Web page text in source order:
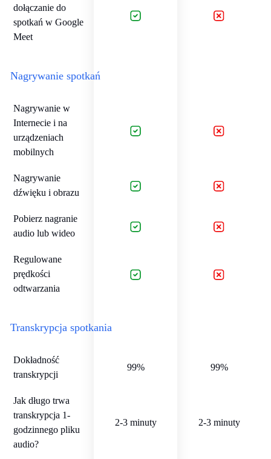
dołączanie do
spotkań w Google
Meet
Nagrywanie spotkań
Nagrywanie w
Internecie i na
urządzeniach
mobilnych
Nagrywanie
dźwięku i obrazu
Pobierz nagranie
audio lub wideo
Regulowane
prędkości
odtwarzania
Transkrypcja spotkania
Dokładność
transkrypcji
99% 99%
Jak długo trwa
transkrypcja 1-
godzinnego pliku
audio?
2-3 minuty 2-3 minuty